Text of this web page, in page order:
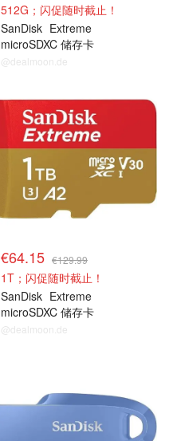
512G；闪促随时截止！
SanDisk Extreme
microSDXC 储存卡
@dealmoon.de
€64.15 €129.99
1T；闪促随时截止！
SanDisk Extreme
microSDXC 储存卡
@dealmoon.de